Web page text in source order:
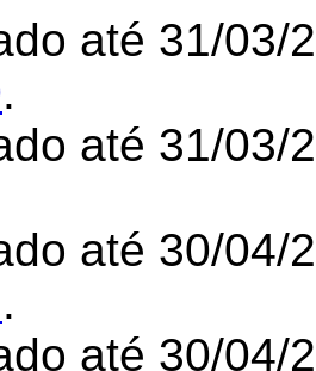
até 31/03/
.
até 31/03/
até 30/04/
.
até 30/04/